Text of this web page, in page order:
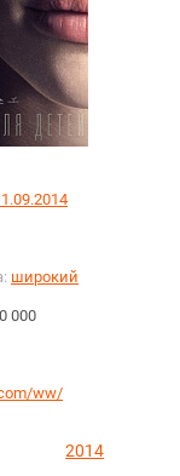
широкий
000
ww/
2014